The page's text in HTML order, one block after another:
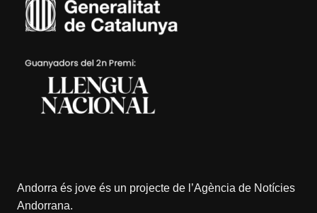
Andorra és jove és un projecte de l’Agència de Notícies
Andorrana.